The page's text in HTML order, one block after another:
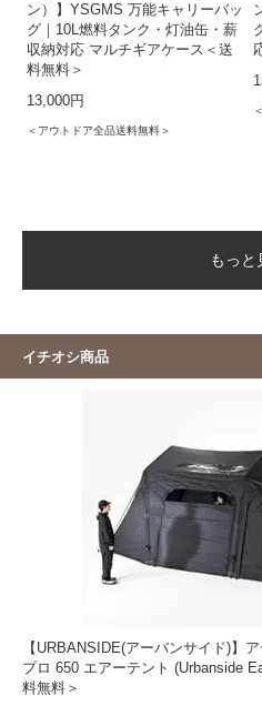
ン）】YSGMS 万能キャリーバッ
グ｜10L燃料タンク・灯油缶・薪
収納対応 マルチギアケース＜送
料無料＞
13,000円
＜アウトドア全品送料無料＞
もっと
イチオシ商品
【URBANSIDE(アーバンサイド)】
プロ 650 エアーテント (Urbanside
料無料＞